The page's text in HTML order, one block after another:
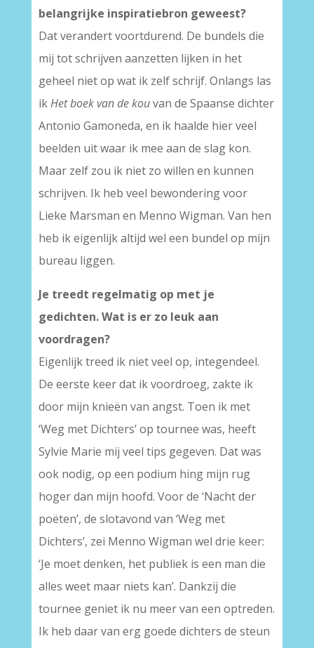
belangrijke inspiratiebron geweest?
Dat verandert voortdurend. De bundels die
mij tot schrijven aanzetten lijken in het
geheel niet op wat ik zelf schrijf. Onlangs las
ikHet boek van de kouvan de Spaanse dichter
Antonio Gamoneda, en ik haalde hier veel
beelden uit waar ik mee aan de slag kon.
Maar zelf zou ik niet zo willen en kunnen
schrijven. Ik heb veel bewondering voor
Lieke Marsman en Menno Wigman. Van hen
heb ik eigenlijk altijd wel een bundel op mijn
bureau liggen.
Je treedt regelmatig op met je
gedichten. Wat is er zo leuk aan
voordragen?
Eigenlijk treed ik niet veel op, integendeel.
De eerste keer dat ik voordroeg, zakte ik
door mijn knieën van angst. Toen ik met
‘Weg met Dichters’ op tournee was, heeft
Sylvie Marie mij veel tips gegeven. Dat was
ook nodig, op een podium hing mijn rug
hoger dan mijn hoofd. Voor de ‘Nacht der
poëten’, de slotavond van ‘Weg met
Dichters’, zei Menno Wigman wel drie keer:
‘Je moet denken, het publiek is een man die
alles weet maar niets kan’. Dankzij die
tournee geniet ik nu meer van een optreden.
Ik heb daar van erg goede dichters de steun